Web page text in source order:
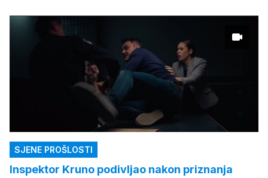
SJENE PROŠLOSTI
Inspektor Kruno podivljao nakon priznanja